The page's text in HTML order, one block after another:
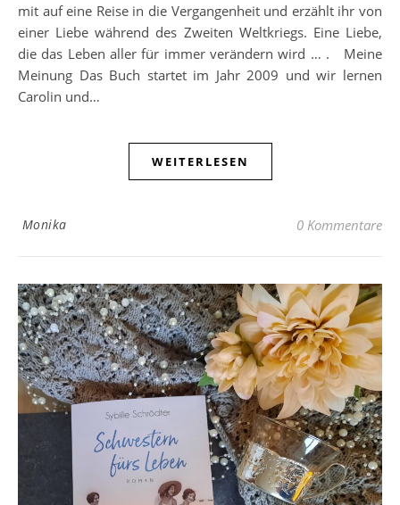
mit auf eine Reise in die Vergangenheit und erzählt ihr von
einer Liebe während des Zweiten Weltkriegs. Eine Liebe,
die das Leben aller für immer verändern wird … . Meine
Meinung Das Buch startet im Jahr 2009 und wir lernen
Carolin und…
WEITERLESEN
Monika 0 Kommentare